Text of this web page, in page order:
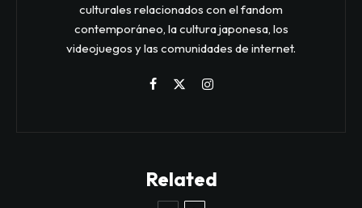
culturales relacionados con el fandom
contemporáneo, la cultura japonesa, los
videojuegos y las comunidades de internet.
Related